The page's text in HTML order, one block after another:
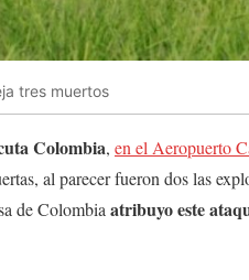
tres muertos
Colombia, en el Aeropuerto
al parecer fueron dos las
de Colombiaatribuyo este